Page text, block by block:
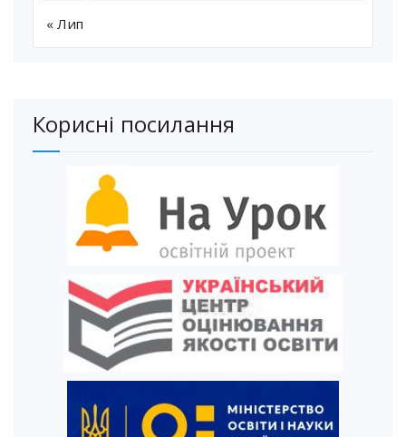
« Лип
Корисні посилання